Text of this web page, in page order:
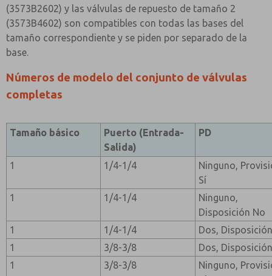
(3573B2602) y las válvulas de repuesto de tamaño 2
(3573B4602) son compatibles con todas las bases del
tamaño correspondiente y se piden por separado de la
base.
Números de modelo del conjunto de válvulas
completas
Tamaño básico
Puerto (Entrada-
Salida)
PD
1 1/4-1/4
Ninguno,
Sí
1
1/4-1/4
Ninguno,
Disposición No
1
1/4-1/4
Dos,
1
3/8-3/8
Dos,
1
3/8-3/8
Ninguno,